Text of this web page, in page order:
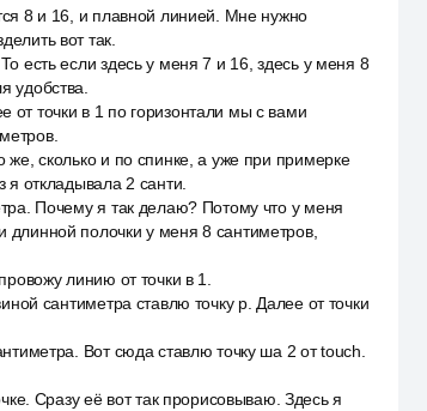
8 и 16, и плавной линией. Мне нужно
вот так.
есть если здесь у меня 7 и 16, здесь у меня 8
удобства.
от точки в 1 по горизонтали мы с вами
сколько и по спинке, а уже при примерке
я откладывала 2 санти.
Почему я так делаю? Потому что у меня
полочки у меня 8 сантиметров,
линию от точки в 1.
сантиметра ставлю точку р. Далее от точки
Вот сюда ставлю точку ша 2 от touch.
Сразу её вот так прорисовываю. Здесь я